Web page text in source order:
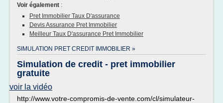
Voir également :
Pret Immobilier Taux D'assurance
Devis Assurance Pret Immobilier
Meilleur Taux D'assurance Pret Immobilier
SIMULATION PRET CREDIT IMMOBILIER »
Simulation de credit - pret immobilier
gratuite
voir la vidéo
http://www.votre-compromis-de-vente.com/cl/simulateur-